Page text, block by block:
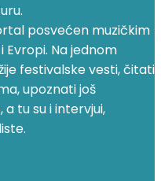
posvećen muzičkim
Evropi. Na jednom
festivalske vesti, čitati
upoznati još
tu su i intervjui,